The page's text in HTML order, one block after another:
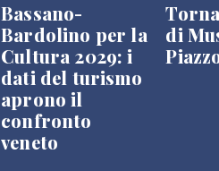
Bassano-
Bardolino per la
Cultura 2029: i
dati del turismo
aprono il
confronto
veneto
di